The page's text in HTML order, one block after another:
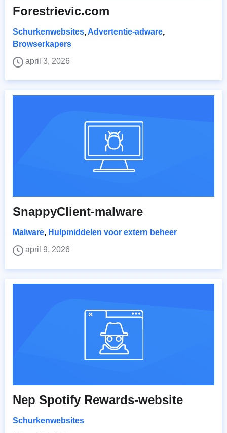
Forestrievic.com
Schurkenwebsites, Advertentie-adware,
Browserkapers
april 3, 2026
SnappyClient-malware
Malware, Hulpmiddelen voor extern beheer
april 9, 2026
Nep Spotify Rewards-website
Schurkenwebsites